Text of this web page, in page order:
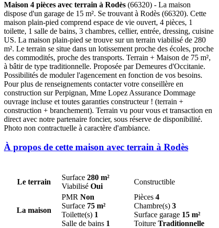
Maison 4 pièces avec terrain à Rodès (66320) - La maison
dispose d'un garage de 15 m². Se trouvant à Rodès (66320). Cette
maison plain-pied comprend espace de vie ouvert, 4 pièces, 1
toilette, 1 salle de bains, 3 chambres, cellier, entrée, dressing, cuisine
US. La maison plain-pied se trouve sur un terrain viabilisé de 280
m². Le terrain se situe dans un lotissement proche des écoles, proche
des commodités, proche des transports. Terrain + Maison de 75 m²,
à bâtir de type traditionnelle. Proposée par Demeures d'Occitanie.
Possibilités de moduler l'agencement en fonction de vos besoins.
Pour plus de renseignements contacter votre conseillère en
construction sur Perpignan, Mme Lopez Assurance Dommage
ouvrage incluse et toutes garanties constructeur ! (terrain +
construction + branchement). Terrain vu pour vous et transaction en
direct avec notre partenaire foncier, sous réserve de disponibilité.
Photo non contractuelle à caractère d'ambiance.
À propos de cette maison avec terrain à Rodès
Le terrain
Surface 280 m²
Viabilisé Oui
Constructible
La maison
PMR Non
Surface 75 m²
Toilette(s) 1
Salle de bains 1
Pièces 4
Chambre(s) 3
Surface garage 15 m²
Toiture Traditionnelle